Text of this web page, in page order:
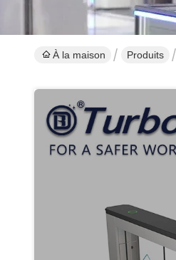
À la maison Produits